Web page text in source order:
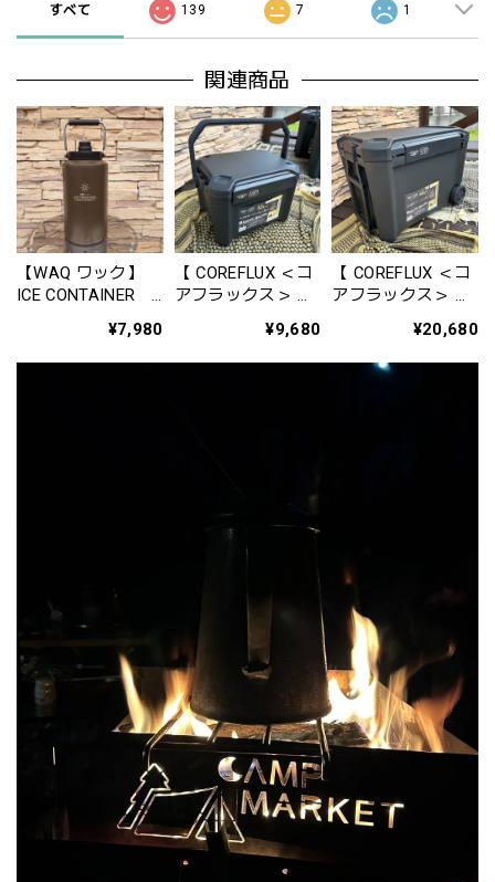
すべて 139 7 1
関連商品
【WAQ ワック】
ICE CONTAINER
冷用アイスジャグ
¥7,980
【 COREFLUX ＜コ
アフラックス＞ 】
《 ＶＩＰ 》１２
Ｌ CFV-12G
¥9,680
【 COREFLUX ＜コ
アフラックス＞ 】
《 ＶＩＰ 》44Ｌ
CFV-44G
¥20,680